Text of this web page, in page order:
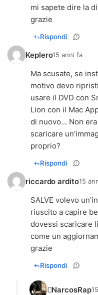
mi sapete dire la
grazie
Rispondi
Keplero15 anni fa
Ma scusate, se
motivo devo
usare il DVD con
Lion con il Mac
di nuovo... Non
scaricare
proprio?
Rispondi
riccardo ardito15
SALVE volevo
riuscito a capire
dovessi scaricare
come un
grazie
Rispondi
NarcosRap